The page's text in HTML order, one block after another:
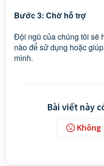
Bước 3: Chờ hỗ trợ
Đội ngũ của chúng tôi sẽ
nào để sử dụng hoặc
mình.
Bài viết này
Không